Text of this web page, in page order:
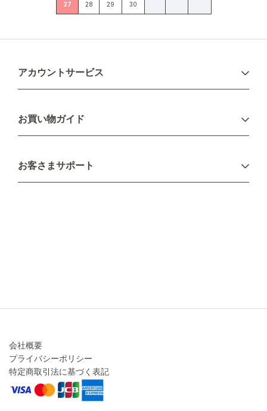
27 28 29 30
アカウントサービス
新規会員登録
お買い物ガイド
配送について
不良品・返品について
お客さまサポート
会社概要
プライバシーポリシー
特定商取引法に基づく表記